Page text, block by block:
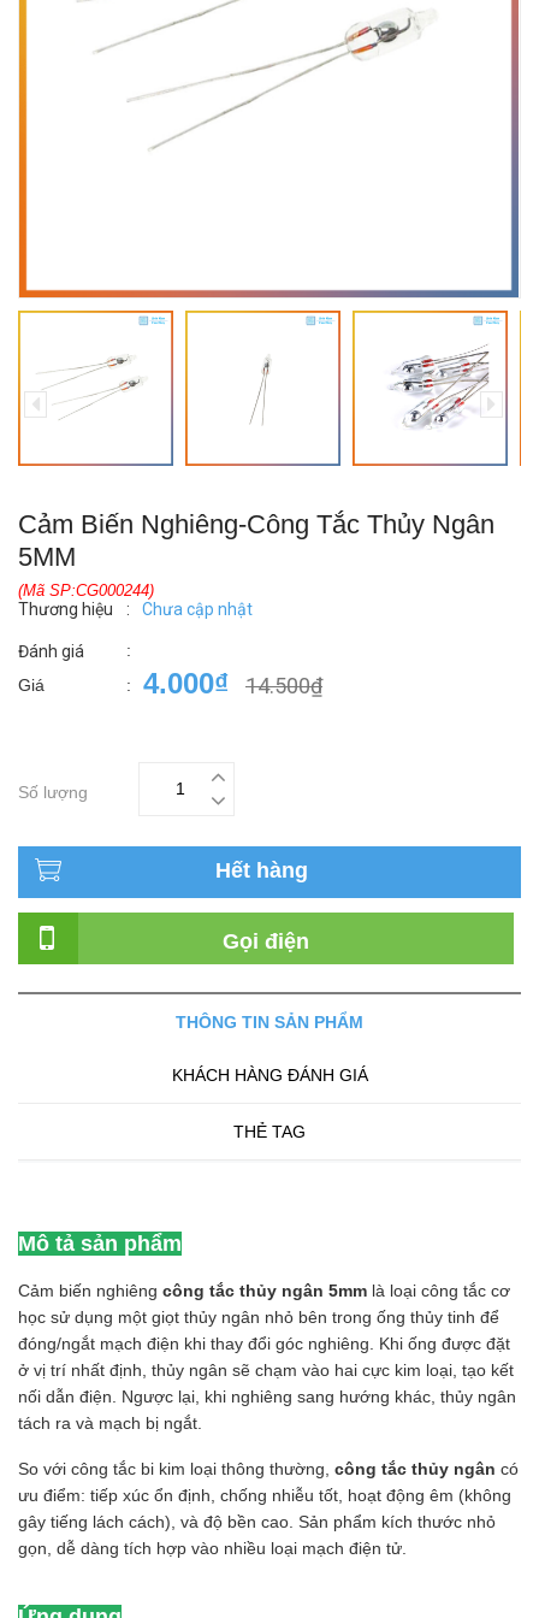
Cảm Biến Nghiêng-Công Tắc Thủy Ngân
5MM
(Mã SP:CG000244)
Thương hiệu : Chưa cập nhật
Đánh giá
:
Giá
: 4.000₫ 14.500₫
Số lượng
Hết hàng
Gọi điện
THÔNG TIN SẢN PHẨM
KHÁCH HÀNG ĐÁNH GIÁ
THẺ TAG
Mô tả sản phẩm
Cảm biến nghiêng công tắc thủy ngân 5mm là loại công tắc cơ
học sử dụng một giọt thủy ngân nhỏ bên trong ống thủy tinh để
đóng/ngắt mạch điện khi thay đổi góc nghiêng. Khi ống được đặt
ở vị trí nhất định, thủy ngân sẽ chạm vào hai cực kim loại, tạo kết
nối dẫn điện. Ngược lại, khi nghiêng sang hướng khác, thủy ngân
tách ra và mạch bị ngắt.
So với công tắc bi kim loại thông thường, công tắc thủy ngân có
ưu điểm: tiếp xúc ổn định, chống nhiễu tốt, hoạt động êm (không
gây tiếng lách cách), và độ bền cao. Sản phẩm kích thước nhỏ
gọn, dễ dàng tích hợp vào nhiều loại mạch điện tử.